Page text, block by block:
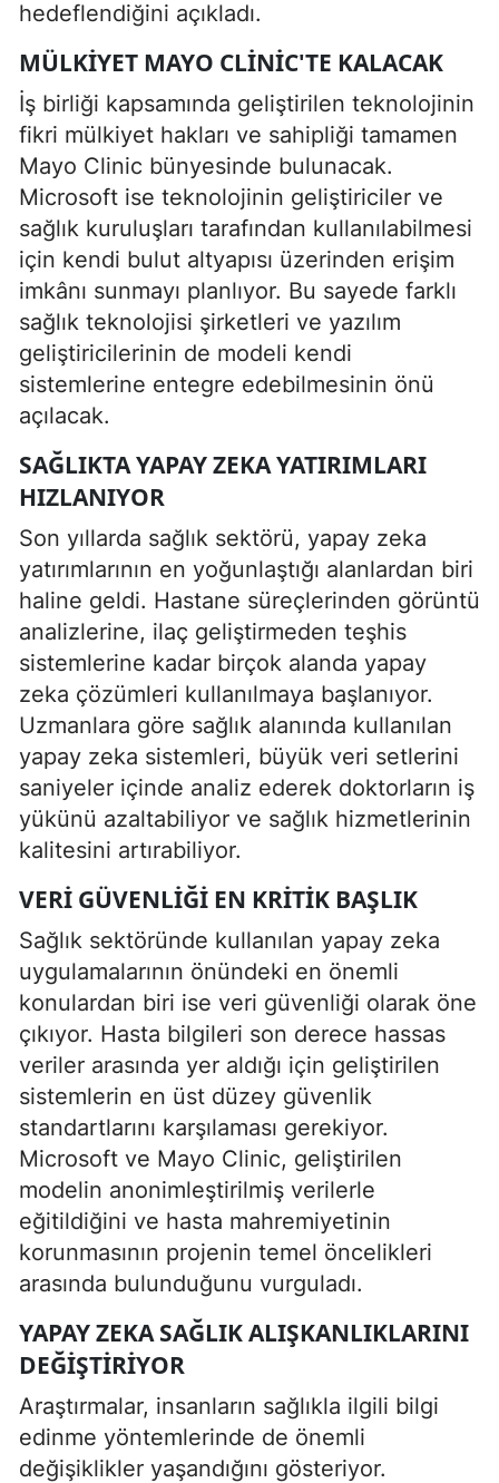
hedeflendiğini açıkladı.
MÜLKIYET MAYO CLINIC'TE KALACAK
İş birliği kapsamında geliştirilen teknolojinin
fikri mülkiyet hakları ve sahipliği tamamen
Mayo Clinic bünyesinde bulunacak.
Microsoft ise teknolojinin geliştiriciler ve
sağlık kuruluşları tarafından kullanılabilmesi
için kendi bulut altyapısı üzerinden erişim
imkânı sunmayı planlıyor. Bu sayede farklı
sağlık teknolojisi şirketleri ve yazılım
geliştiricilerinin de modeli kendi
sistemlerine entegre edebilmesinin önü
açılacak.
SAĞLIKTA YAPAY ZEKA YATIRIMLARI
HIZLANIYOR
Son yıllarda sağlık sektörü, yapay zeka
yatırımlarının en yoğunlaştığı alanlardan biri
haline geldi. Hastane süreçlerinden görüntü
analizlerine, ilaç geliştirmeden teşhis
sistemlerine kadar birçok alanda yapay
zeka çözümleri kullanılmaya başlanıyor.
Uzmanlara göre sağlık alanında kullanılan
yapay zeka sistemleri, büyük veri setlerini
saniyeler içinde analiz ederek doktorların iş
yükünü azaltabiliyor ve sağlık hizmetlerinin
kalitesini artırabiliyor.
VERI GÜVENLIĞI EN KRITIK BAŞLIK
Sağlık sektöründe kullanılan yapay zeka
uygulamalarının önündeki en önemli
konulardan biri ise veri güvenliği olarak öne
çıkıyor. Hasta bilgileri son derece hassas
veriler arasında yer aldığı için geliştirilen
sistemlerin en üst düzey güvenlik
standartlarını karşılaması gerekiyor.
Microsoft ve Mayo Clinic, geliştirilen
modelin anonimleştirilmiş verilerle
eğitildiğini ve hasta mahremiyetinin
korunmasının projenin temel öncelikleri
arasında bulunduğunu vurguladı.
YAPAY ZEKA SAĞLIK ALIŞKANLIKLARINI
DEĞIŞTIRIYOR
Araştırmalar, insanların sağlıkla ilgili bilgi
edinme yöntemlerinde de önemli
değişiklikler yaşandığını gösteriyor.